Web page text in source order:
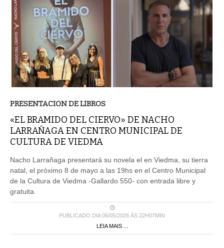
PRESENTACION DE LIBROS
«EL BRAMIDO DEL CIERVO» DE NACHO
LARRAÑAGA EN CENTRO MUNICIPAL DE
CULTURA DE VIEDMA
Nacho Larrañaga presentará su novela el en Viedma, su tierra
natal, el próximo 8 de mayo a las 19hs en el Centro Municipal
de la Cultura de Viedma -Gallardo 550- con entrada libre y
gratuita.
PUBLICADO DIA 06/05/2026 ÀS 22H07MIN
LEIA MAIS ...